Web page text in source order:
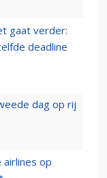
gaat verder:
deadline
dag op rij
airlines op